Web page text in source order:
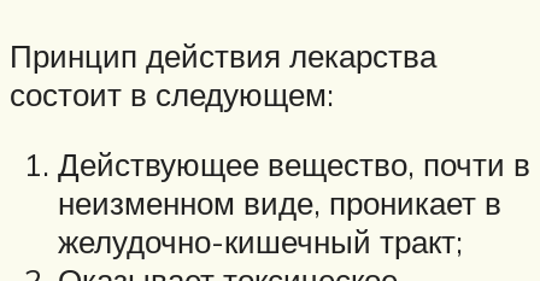
Принцип действия лекарства
состоит в следующем:
Действующее вещество, почти в
неизменном виде, проникает в
желудочно-кишечный тракт;